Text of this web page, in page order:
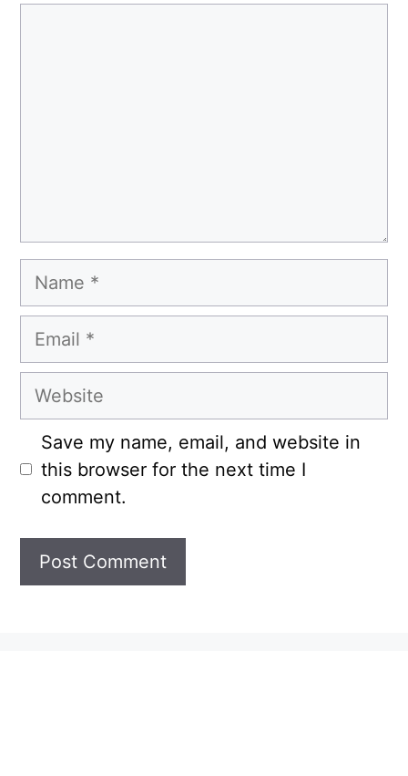
Name
Email
Website
Save my name, email, and website in
this browser for the next time I
comment.